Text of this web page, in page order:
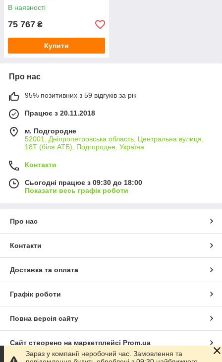
В наявності
75 767 ₴
Купити
Про нас
95% позитивних з 59 відгуків за рік
Працює з 20.11.2018
м. Подгородне
52001, Дніпропетровська область, Центральна вулиця,
18Т (біля АТБ), Подгородне, Україна
Контакти
Сьогодні працює з 09:30 до 18:00
Показати весь графік роботи
Про нас
Контакти
Доставка та оплата
Графік роботи
Повна версія сайту
Сайт створено на маркетплейсі Prom.ua
Зараз у компанії неробочий час. Замовлення та